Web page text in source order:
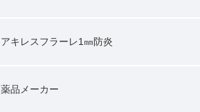
アキレスフラーレ1㎜防炎
薬品メーカー